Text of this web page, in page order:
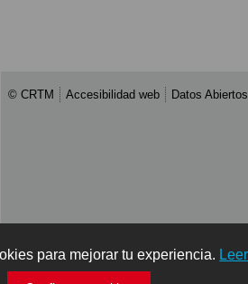
para mejorar tu experiencia.
© CRTM Accesibilidad web Datos Abiertos